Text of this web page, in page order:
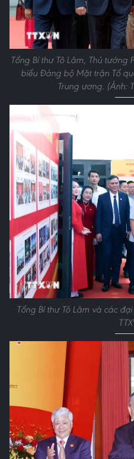
Tổng Bí thư Tô Lâm, Thủ
biểu Đảng bộ Mặt trận Tổ
Trung ương. (Ảnh:
Tổng Bí thư Tô Lâm và các